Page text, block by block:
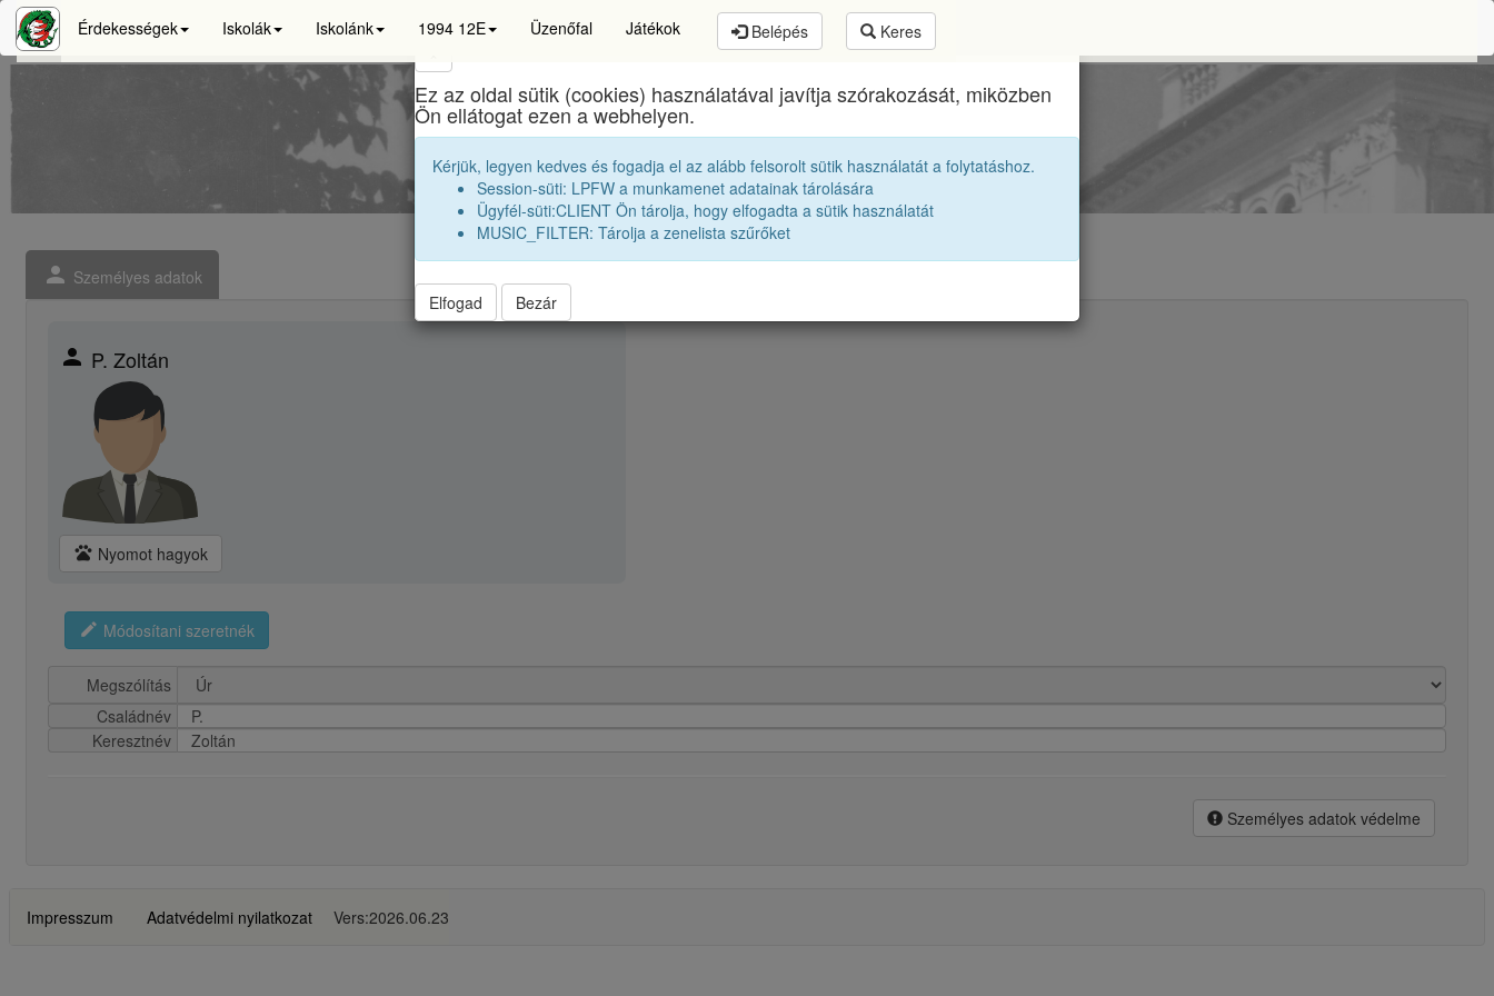
Érdekességek Iskolák Iskolánk 1994 12E Üzenőfal Játékok Belépés Keres
Báthory István Elméleti Líceumegykori diákjai 1994 12E
P. Zoltán
person Személyes adatok
person P. Zoltán
pets Nyomot hagyok
edit Módosítani szeretnék
Megszólítás
Családnév
P.
Keresztnév
Zoltán
Személyes adatok védelme
Impresszum Adatvédelmi nyilatkozat Vers:2026.06.23
Ez az oldal sütik (cookies) használatával javítja szórakozását, miközben
Ön ellátogat ezen a webhelyen.
Kérjük, legyen kedves és fogadja el az alább felsorolt sütik használatát a folytatáshoz.
Session-süti: LPFW a munkamenet adatainak tárolására
Ügyfél-süti:CLIENT Ön tárolja, hogy elfogadta a sütik használatát
MUSIC_FILTER: Tárolja a zenelista szűrőket
Elfogad Bezár